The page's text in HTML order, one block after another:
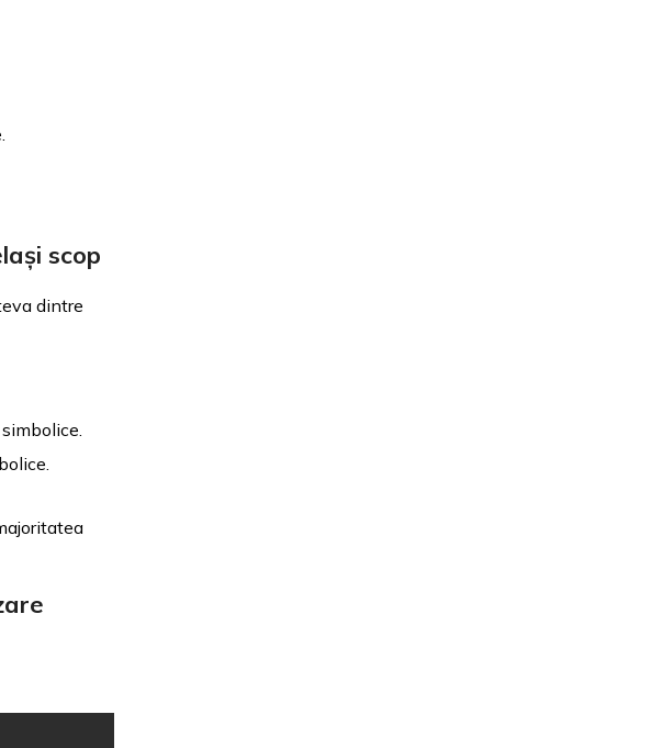
scop
dintre